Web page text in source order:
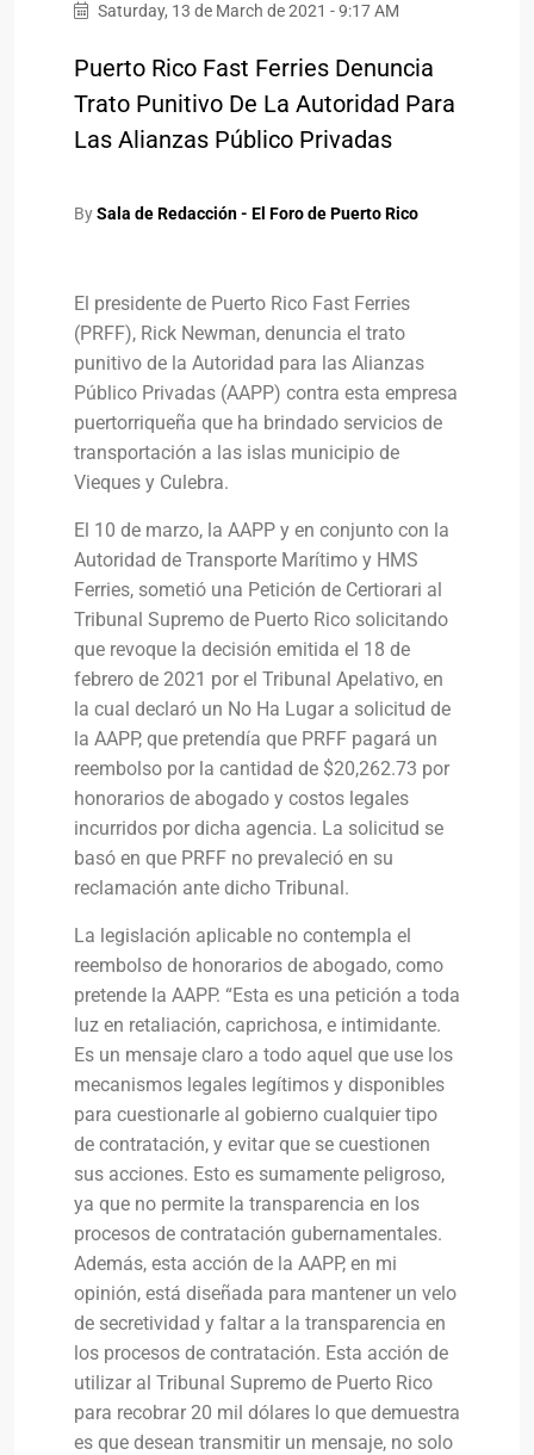
Saturday, 13 de March de 2021 - 9:17 AM
Puerto Rico Fast Ferries Denuncia
Trato Punitivo De La Autoridad Para
Las Alianzas Público Privadas
BySala de Redacción - El Foro de Puerto Rico
El presidente de Puerto Rico Fast Ferries
(PRFF), Rick Newman, denuncia el trato
punitivo de la Autoridad para las Alianzas
Público Privadas (AAPP) contra esta empresa
puertorriqueña que ha brindado servicios de
transportación a las islas municipio de
Vieques y Culebra.
El 10 de marzo, la AAPP y en conjunto con la
Autoridad de Transporte Marítimo y HMS
Ferries, sometió una Petición de Certiorari al
Tribunal Supremo de Puerto Rico solicitando
que revoque la decisión emitida el 18 de
febrero de 2021 por el Tribunal Apelativo, en
la cual declaró un No Ha Lugar a solicitud de
la AAPP, que pretendía que PRFF pagará un
reembolso por la cantidad de $20,262.73 por
honorarios de abogado y costos legales
incurridos por dicha agencia. La solicitud se
basó en que PRFF no prevaleció en su
reclamación ante dicho Tribunal.
La legislación aplicable no contempla el
reembolso de honorarios de abogado, como
pretende la AAPP. “Esta es una petición a toda
luz en retaliación, caprichosa, e intimidante.
Es un mensaje claro a todo aquel que use los
mecanismos legales legítimos y disponibles
para cuestionarle al gobierno cualquier tipo
de contratación, y evitar que se cuestionen
sus acciones. Esto es sumamente peligroso,
ya que no permite la transparencia en los
procesos de contratación gubernamentales.
Además, esta acción de la AAPP, en mi
opinión, está diseñada para mantener un velo
de secretividad y faltar a la transparencia en
los procesos de contratación. Esta acción de
utilizar al Tribunal Supremo de Puerto Rico
para recobrar 20 mil dólares lo que demuestra
es que desean transmitir un mensaje, no solo